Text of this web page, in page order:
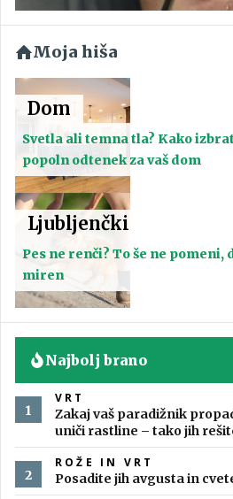
Moja hiša
Dom
Svetla ali temna tla? Kako
popoln odtenek za vaš dom
Ljubljenčki
Pes ne renči? To še ne pomeni,
miren
Najbolj brano
VRT
Zakaj vaš paradižnik
uniči rastline – tako jih
ROŽE IN VRT
Posadite jih avgusta in